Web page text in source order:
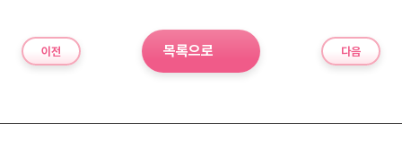
이전 목록으로 다음